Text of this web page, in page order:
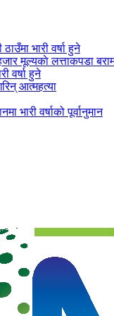
भारी वर्षा हुने
मूल्यकाे लत्ताकपडा
वर्षा हुने
आत्महत्या
वर्षाको पूर्वानुमान